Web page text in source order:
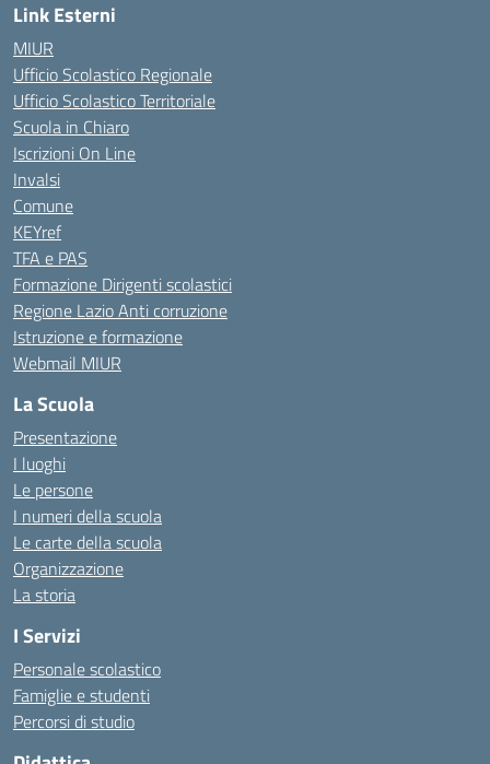
Link Esterni
MIUR
Ufficio Scolastico Regionale
Ufficio Scolastico Territoriale
Scuola in Chiaro
Iscrizioni On Line
Invalsi
Comune
KEYref
TFA e PAS
Formazione Dirigenti scolastici
Regione Lazio Anti corruzione
Istruzione e formazione
Webmail MIUR
La Scuola
Presentazione
I luoghi
Le persone
I numeri della scuola
Le carte della scuola
Organizzazione
La storia
I Servizi
Personale scolastico
Famiglie e studenti
Percorsi di studio